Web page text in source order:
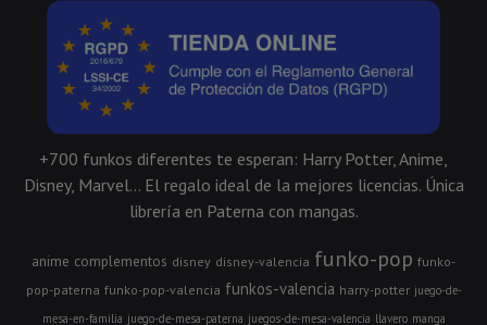
+700 funkos diferentes te esperan: Harry Potter, Anime,
Disney, Marvel... El regalo ideal de la mejores licencias. Única
librería en Paterna con mangas.
anime complementos disney disney-valencia funko-pop funko-
pop-paterna funko-pop-valencia funkos-valencia harry-potter juego-de-
mesa-en-familia juego-de-mesa-paterna juegos-de-mesa-valencia llavero manga